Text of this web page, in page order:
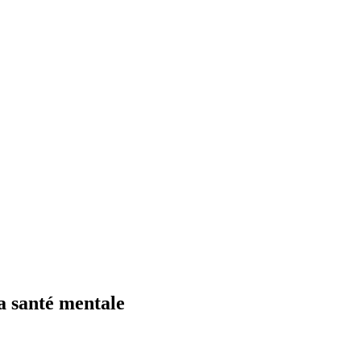
santé mentale